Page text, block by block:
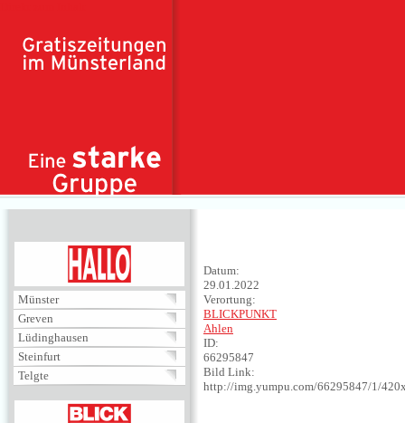
Münster
Greven
Lüdinghausen
Steinfurt
Telgte
BLICKPUNKT
Datum:
29.01.2022
Verortung:
BLICKPUNKT
Ahlen
ID:
66295847
Bild Link:
http://img.yumpu.com/66295847/1/